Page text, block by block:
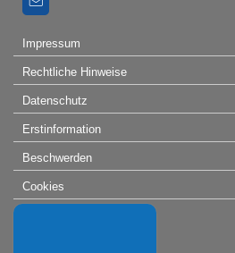
Impressum
Rechtliche Hinweise
Datenschutz
Erstinformation
Beschwerden
Cookies